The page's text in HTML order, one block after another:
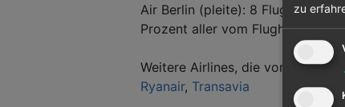
Air Berlin (pleite): 8 Flughäfen
Prozent aller vom Flughafen
Weitere Airlines, die vom
Ryanair, Transavia
zu